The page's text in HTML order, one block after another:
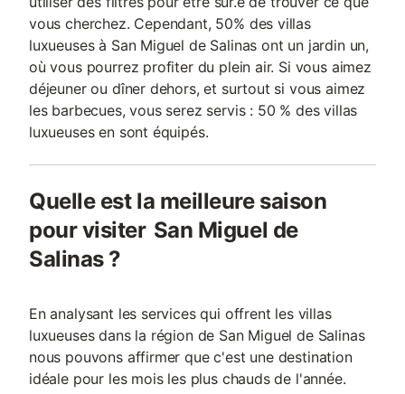
vous cherchez. Cependant, 50% des villas
luxueuses à San Miguel de Salinas ont un jardin un,
où vous pourrez profiter du plein air. Si vous aimez
déjeuner ou dîner dehors, et surtout si vous aimez
les barbecues, vous serez servis : 50 % des villas
luxueuses en sont équipés.
Quelle est la meilleure saison
pour visiter San Miguel de
Salinas ?
En analysant les services qui offrent les villas
luxueuses dans la région de San Miguel de Salinas
nous pouvons affirmer que c'est une destination
idéale pour les mois les plus chauds de l'année.